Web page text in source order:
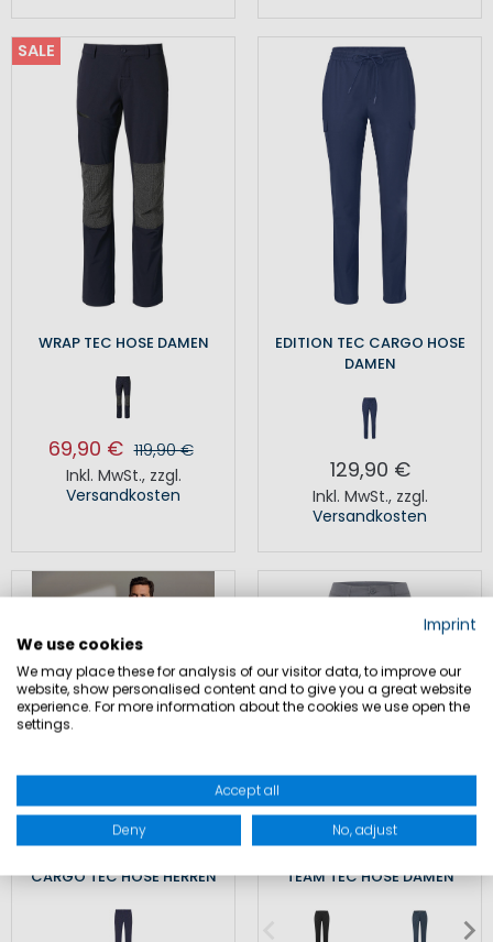
SALE
WRAP TEC HOSE DAMEN
69,90 € 119,90 €
Inkl. MwSt., zzgl.
Versandkosten
EDITION TEC CARGO HOSE
DAMEN
129,90 €
Inkl. MwSt., zzgl.
Versandkosten
CARGO TEC HOSE HERREN TEAM TEC HOSE DAMEN
Imprint
We use cookies
We may place these for analysis of our visitor data, to improve our
website, show personalised content and to give you a great website
experience. For more information about the cookies we use open the
settings.
Accept all
Deny No, adjust